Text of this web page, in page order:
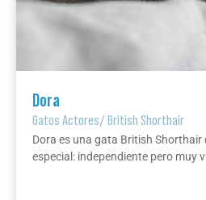
Dora
Gatos Actores/British Shorthair
Dora es una gata British Shorthair
especial: independiente pero muy